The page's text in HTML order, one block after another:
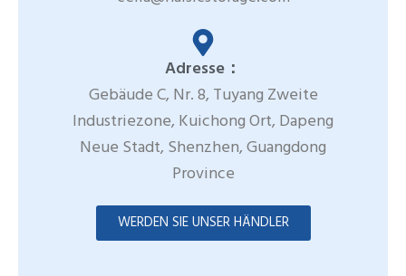
Adresse：
Gebäude C, Nr. 8, Tuyang Zweite
Industriezone, Kuichong Ort, Dapeng
Neue Stadt, Shenzhen, Guangdong
Province
WERDEN SIE UNSER HÄNDLER